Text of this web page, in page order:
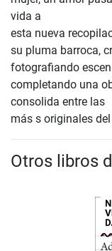
vida a
esta nueva
su pluma barroca,
fotografiando
completando una
consolida entre las
más s originales
Otros libros